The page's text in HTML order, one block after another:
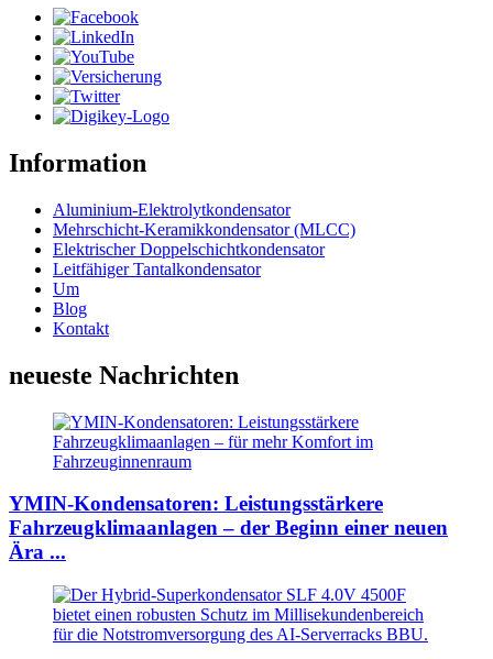
Information
Aluminium-Elektrolytkondensator
Mehrschicht-Keramikkondensator (MLCC)
Elektrischer Doppelschichtkondensator
Leitfähiger Tantalkondensator
Um
Blog
Kontakt
neueste Nachrichten
YMIN-Kondensatoren: Leistungsstärkere
Fahrzeugklimaanlagen – der Beginn einer neuen
Ära ...